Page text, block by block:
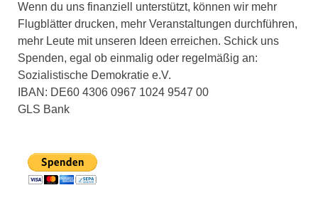
Wenn du uns finanziell unterstützt, können wir mehr
Flugblätter drucken, mehr Veranstaltungen durchführen,
mehr Leute mit unseren Ideen erreichen. Schick uns
Spenden, egal ob einmalig oder regelmäßig an:
Sozialistische Demokratie e.V.
IBAN: DE60 4306 0967 1024 9547 00
GLS Bank